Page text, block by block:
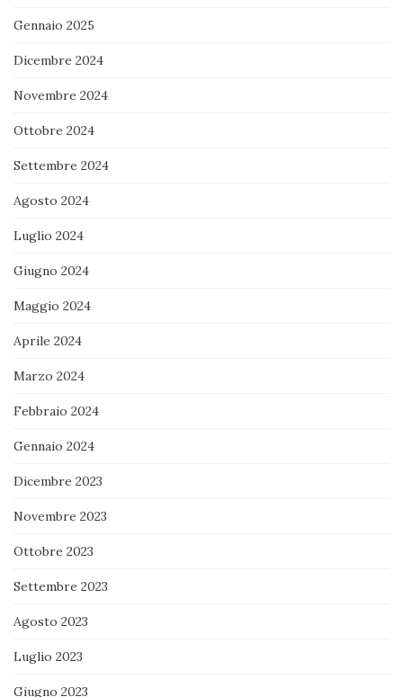
Gennaio 2025
Dicembre 2024
Novembre 2024
Ottobre 2024
Settembre 2024
Agosto 2024
Luglio 2024
Giugno 2024
Maggio 2024
Aprile 2024
Marzo 2024
Febbraio 2024
Gennaio 2024
Dicembre 2023
Novembre 2023
Ottobre 2023
Settembre 2023
Agosto 2023
Luglio 2023
Giugno 2023